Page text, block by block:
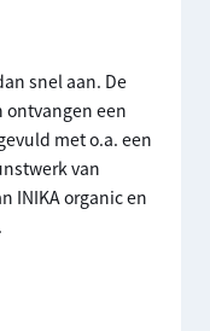
snel aan. De
ontvangen een
met o.a. een
van
INIKA organic en